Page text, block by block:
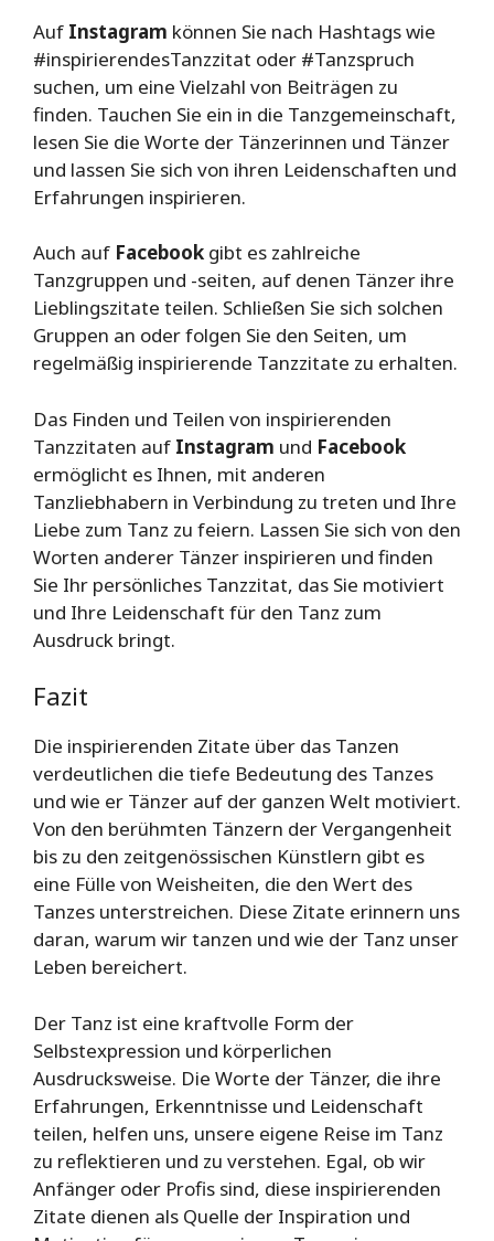
Auf Instagram können Sie nach Hashtags wie
#inspirierendesTanzzitat oder #Tanzspruch
suchen, um eine Vielzahl von Beiträgen zu
finden. Tauchen Sie ein in die Tanzgemeinschaft,
lesen Sie die Worte der Tänzerinnen und Tänzer
und lassen Sie sich von ihren Leidenschaften und
Erfahrungen inspirieren.
Auch auf Facebook gibt es zahlreiche
Tanzgruppen und -seiten, auf denen Tänzer ihre
Lieblingszitate teilen. Schließen Sie sich solchen
Gruppen an oder folgen Sie den Seiten, um
regelmäßig inspirierende Tanzzitate zu erhalten.
Das Finden und Teilen von inspirierenden
Tanzzitaten auf Instagram und Facebook
ermöglicht es Ihnen, mit anderen
Tanzliebhabern in Verbindung zu treten und Ihre
Liebe zum Tanz zu feiern. Lassen Sie sich von den
Worten anderer Tänzer inspirieren und finden
Sie Ihr persönliches Tanzzitat, das Sie motiviert
und Ihre Leidenschaft für den Tanz zum
Ausdruck bringt.
Fazit
Die inspirierenden Zitate über das Tanzen
verdeutlichen die tiefe Bedeutung des Tanzes
und wie er Tänzer auf der ganzen Welt motiviert.
Von den berühmten Tänzern der Vergangenheit
bis zu den zeitgenössischen Künstlern gibt es
eine Fülle von Weisheiten, die den Wert des
Tanzes unterstreichen. Diese Zitate erinnern uns
daran, warum wir tanzen und wie der Tanz unser
Leben bereichert.
Der Tanz ist eine kraftvolle Form der
Selbstexpression und körperlichen
Ausdrucksweise. Die Worte der Tänzer, die ihre
Erfahrungen, Erkenntnisse und Leidenschaft
teilen, helfen uns, unsere eigene Reise im Tanz
zu reflektieren und zu verstehen. Egal, ob wir
Anfänger oder Profis sind, diese inspirierenden
Zitate dienen als Quelle der Inspiration und